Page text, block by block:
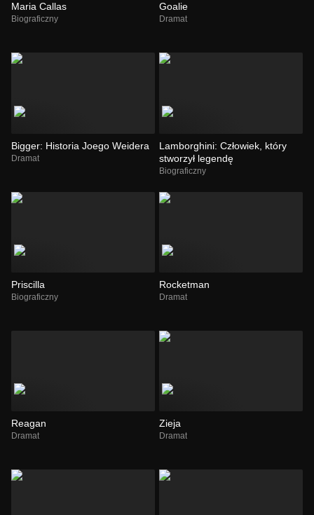
Maria Callas
Biograficzny
Goalie
Dramat
Bigger: Historia Joego Weidera
Dramat
Lamborghini: Człowiek, który
stworzył legendę
Biograficzny
Priscilla
Biograficzny
Rocketman
Dramat
Reagan
Dramat
Zieja
Dramat